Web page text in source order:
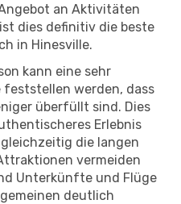
an Aktivitäten
dies definitiv die beste
in Hinesville.
kann eine sehr
feststellen werden, dass
überfüllt sind. Dies
Erlebnis
die langen
vermeiden
Unterkünfte und Flüge
deutlich